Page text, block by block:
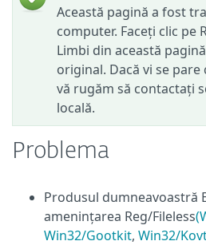
Această pagină a fost
computer. Faceți clic pe
Limbi din această
original. Dacă vi se pare
vă rugăm să contactați
locală.
Problema
Produsul dumneavoastră
amenințarea Reg/Fileless
Win32/Gootkit, Win32/